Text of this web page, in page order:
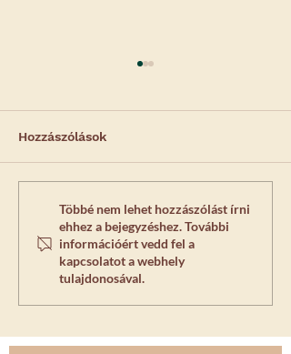
Miért válasszuk a
laparoszkópos
ivartalanítást?
Hozzászólások
Többé nem lehet hozzászólást írni
ehhez a bejegyzéshez. További
információért vedd fel a
kapcsolatot a webhely
tulajdonosával.